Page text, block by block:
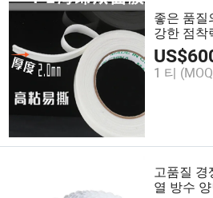
좋은 품질
강한 점착
US$
1 티
고품질 경
열 방수